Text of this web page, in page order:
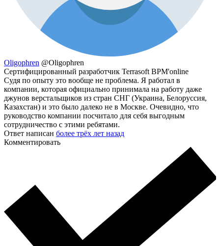
Oligophren @Oligophren
Сертифицированный разработчик Terrasoft BPM'online
Судя по опыту это вообще не проблема. Я работал в
компании, которая официально принимала на работу даже
джунов верстальщиков из стран СНГ (Украина, Белоруссия,
Казахстан) и это было далеко не в Москве. Очевидно, что
руководство компании посчитало для себя выгодным
сотрудничество с этими ребятами.
Ответ написан более трёх лет назад
Комментировать